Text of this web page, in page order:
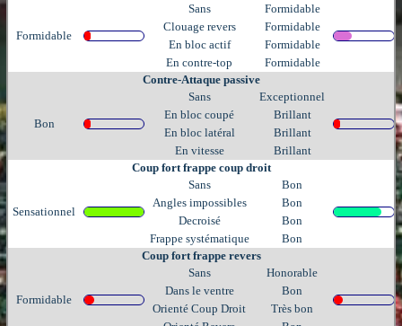
Formidable
Sans
Formidable
Clouage revers
Formidable
En bloc actif
Formidable
En contre-top
Formidable
Contre-Attaque passive
Bon
Sans
Exceptionnel
En bloc coupé
Brillant
En bloc latéral
Brillant
En vitesse
Brillant
Coup fort frappe coup droit
Sensationnel
Sans
Bon
Angles impossibles
Bon
Decroisé
Bon
Frappe systématique
Bon
Coup fort frappe revers
Formidable
Sans
Honorable
Dans le ventre
Bon
Orienté Coup Droit
Très bon